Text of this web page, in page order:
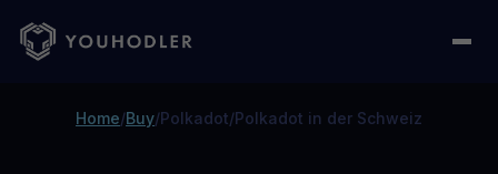
Home/Buy/Polkadot/Polkadot in der Schweiz